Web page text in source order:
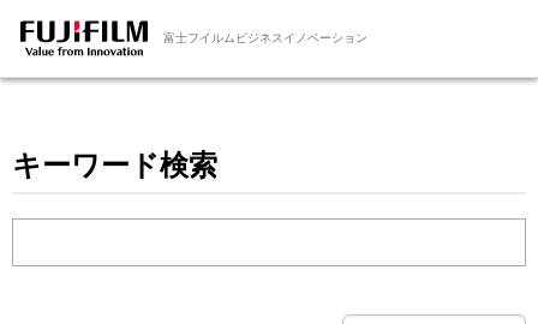
富士フイルムビジネスイノベーション
キーワード検索